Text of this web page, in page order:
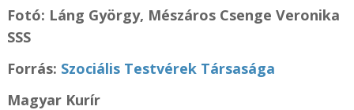
Fotó: Láng György, Mészáros Csenge Veronika
SSS
Forrás: Szociális Testvérek Társasága
Magyar Kurír